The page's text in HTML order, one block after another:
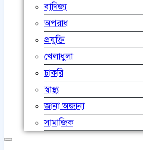
বাণিজ্য
অপরাধ
প্রযুক্তি
খেলাধুলা
চাকরি
স্বাস্থ্য
জানা অজানা
সামাজিক